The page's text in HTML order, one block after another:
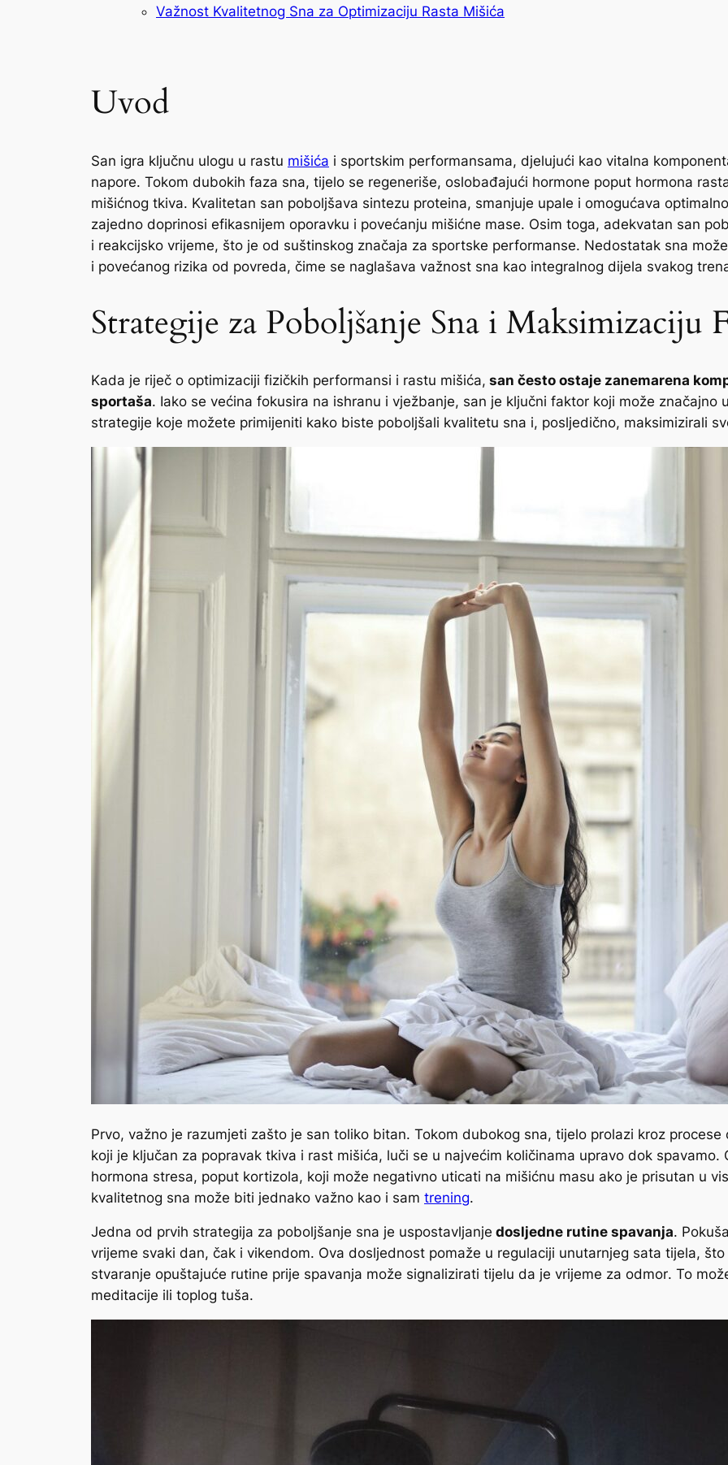
Važnost Kvalitetnog Sna za Optimizaciju Rasta Mišića
Uvod
San igra ključnu ulogu u rastu mišića i sportskim performansama, djelujući kao vitalna
napore. Tokom dubokih faza sna, tijelo se regeneriše, oslobađajući hormone poput hormona
mišićnog tkiva. Kvalitetan san poboljšava sintezu proteina, smanjuje upale i omogućava
zajedno doprinosi efikasnijem oporavku i povećanju mišićne mase. Osim toga, adekvatan san
i reakcijsko vrijeme, što je od suštinskog značaja za sportske performanse. Nedostatak sna
i povećanog rizika od povreda, čime se naglašava važnost sna kao integralnog dijela svakog
Strategije za Poboljšanje Sna i Maksimizaciju
Kada je riječ o optimizaciji fizičkih performansi i rastu mišića, san često ostaje zanemarena
sportaša. Iako se većina fokusira na ishranu i vježbanje, san je ključni faktor koji može značajno
strategije koje možete primijeniti kako biste poboljšali kvalitetu sna i, posljedično, maksimizirali
Prvo, važno je razumjeti zašto je san toliko bitan. Tokom dubokog sna, tijelo prolazi kroz procese
koji je ključan za popravak tkiva i rast mišića, luči se u najvećim količinama upravo dok spavamo.
hormona stresa, poput kortizola, koji može negativno uticati na mišićnu masu ako je prisutan u
kvalitetnog sna može biti jednako važno kao i sam trening.
Jedna od prvih strategija za poboljšanje sna je uspostavljanje dosljedne rutine spavanja.
vrijeme svaki dan, čak i vikendom. Ova dosljednost pomaže u regulaciji unutarnjeg sata tijela,
stvaranje opuštajuće rutine prije spavanja može signalizirati tijelu da je vrijeme za odmor. To
meditacije ili toplog tuša.